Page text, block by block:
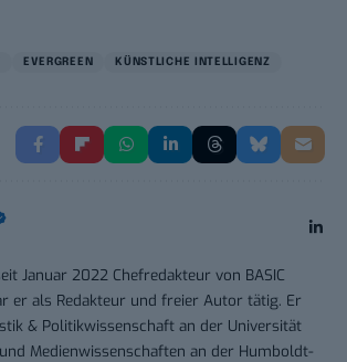
EVERGREEN KÜNSTLICHE INTELLIGENZ
Januar 2022 Chefredakteur von BASIC
er als Redakteur und freier Autor tätig. Er
& Politikwissenschaft an der Universität
Medienwissenschaften an der Humboldt-